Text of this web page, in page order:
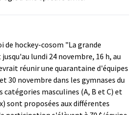
hockey-cosom "La grande
lundi 24 novembre, 16 h, au
réunir une quarantaine d'équipes
30 novembre dans les gymnases du
masculines (A, B et C) et
sont proposées aux différentes